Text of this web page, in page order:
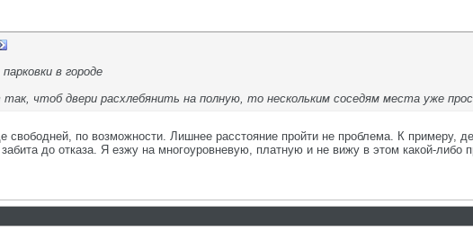
в городе
чтоб двери расхлебянить на полную, то нескольким соседям места уже
свободней, по возможности. Лишнее расстояние пройти не проблема. К
забита до отказа. Я езжу на многоуровневую, платную и не вижу в этом какой-либо